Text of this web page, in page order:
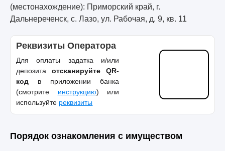
(местонахождение): Приморский край, г.
Дальнереченск, с. Лазо, ул. Рабочая, д. 9, кв. 11
Реквизиты Оператора
Для оплаты задатка и/или
депозита отсканируйте QR-
код в приложении банка
(смотрите инструкцию) или
используйте реквизиты
Порядок ознакомления с имуществом